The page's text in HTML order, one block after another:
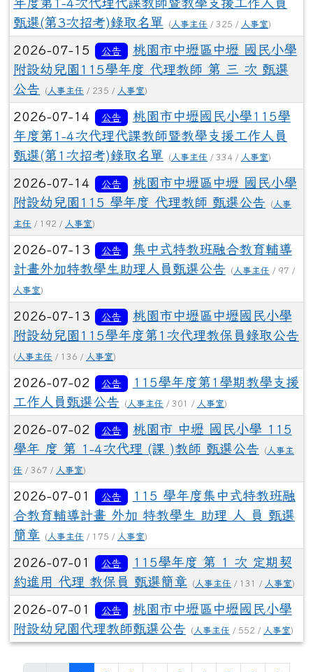
甄選(第3次招考)錄取名單
( 人事主任 / 325 / 人事室)
2026-07-15 公告
桃園市中壢區中壢 國民小學
附設幼兒園115學年度 代理教師 第 三 次 甄選
公告
( 人事主任 / 235 / 人事室)
2026-07-14 公告
桃園市中壢國民小學115學
年度第1-4次代理代課教師暨教學支援工作人員
甄選(第1次招考)錄取名單
( 人事主任 / 334 / 人事室)
2026-07-14 公告
桃園市中壢區中壢 國民小學
附設幼兒園115 學年度 代理教師 甄選公告
( 人事
主任 / 192 / 人事室)
2026-07-13 公告
集中式特教班融合教育輔導
計畫外加特教學生助理人員甄選公告
( 人事主任 / 97 /
人事室)
2026-07-13 公告
桃園市中壢區中壢國民小學
附設幼兒園115學年度第1次代理教保員錄取公告
( 人事主任 / 136 / 人事室)
2026-07-02 公告
115學年度第1學期教學支援
工作人員甄選公告
( 人事主任 / 301 / 人事室)
2026-07-02 公告
桃園市 中壢 國民小學 115
學年 度 第 1-4次代理 (課 )教師 甄選公告
( 人事主
任 / 367 / 人事室)
2026-07-01 公告
115 學年度集中式特教班融
合教育輔導計畫 外加 特教學生 助理 人 員 甄選
簡章
( 人事主任 / 175 / 人事室)
2026-07-01 公告
115學年度 第 1 次 定期契
約進用 代理 教保員 甄選簡章
( 人事主任 / 131 / 人事室)
2026-07-01 公告
桃園市中壢區中壢國民小學
附設幼兒園代理教師甄選公告
( 人事主任 / 552 / 人事室)